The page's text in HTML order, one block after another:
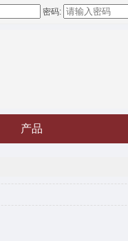
密码:
产品